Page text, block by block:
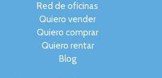
Red de oficinas
Quiero vender
Quiero comprar
Quiero rentar
Blog